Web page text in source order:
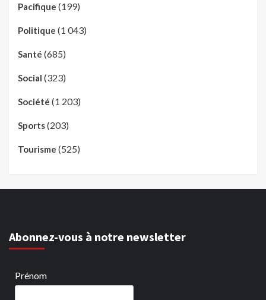
Pacifique (199)
Politique (1 043)
Santé (685)
Social (323)
Société (1 203)
Sports(203)
Tourisme (525)
Abonnez-vous à notre newsletter
Prénom